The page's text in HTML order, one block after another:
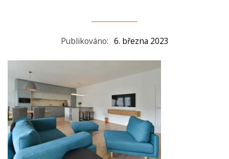
Publikováno: 6. března 2023